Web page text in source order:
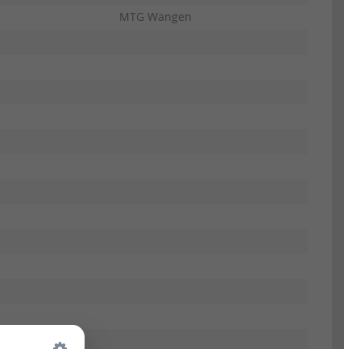
MTG Wangen